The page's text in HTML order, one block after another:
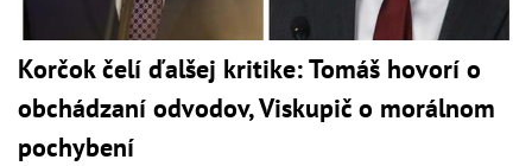
Korčok čelí ďalšej kritike: Tomáš hovorí o
obchádzaní odvodov, Viskupič o morálnom
pochybení